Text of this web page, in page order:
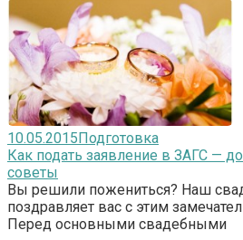
10.05.2015Подготовка
Как подать заявление в ЗАГС —
советы
Вы решили пожениться? Наш
поздравляет вас с этим
Перед основными свадебными